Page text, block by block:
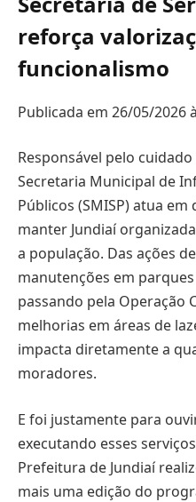
reforça
funcionalismo
Publicada em 26/05/2026
Responsável pelo
Secretaria Municipal de
Públicos (SMISP) atua
manter Jundiaí
a população. Das ações
manutenções em
passando pela Operação
melhorias em áreas de
impacta diretamente a
moradores.
E foi justamente para
executando esses
Prefeitura de Jundiaí
mais uma edição do